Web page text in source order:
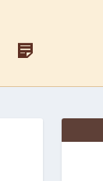
Д
С